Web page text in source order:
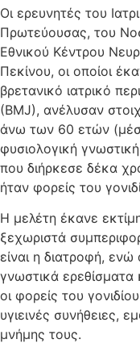
Οι ερευνητές του
Πρωτεύουσας, του
Εθνικού Κέντρου
Πεκίνου, οι οποίοι
βρετανικό ιατρικό
(BMJ), ανέλυσαν
άνω των 60 ετών
φυσιολογική
που διήρκεσε δέκα
ήταν φορείς του
Η μελέτη έκανε
ξεχωριστά
είναι η διατροφή,
γνωστικά
οι φορείς του
υγιεινές συνήθειες,
μνήμης τους.